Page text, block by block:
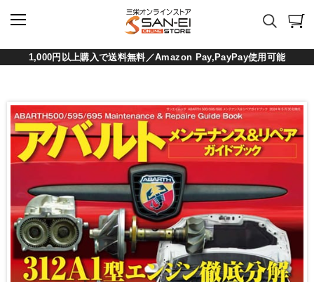
1,000円以上購入で送料無料／Amazon Pay,PayPay使用可能